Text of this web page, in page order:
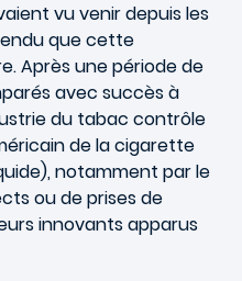
vu venir depuis les
que cette
Après une période de
avec succès à
du tabac contrôle
de la cigarette
notamment par le
ou de prises de
innovants apparus